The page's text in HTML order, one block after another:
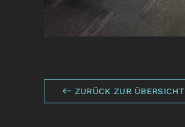
ZURÜCK ZUR ÜBERSICHT